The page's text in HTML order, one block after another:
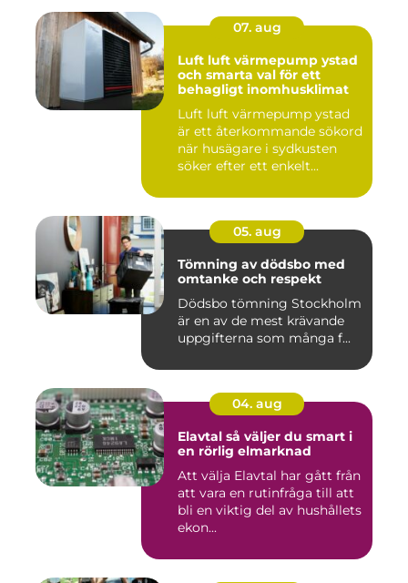
07. aug
Luft luft värmepump ystad
och smarta val för ett
behagligt inomhusklimat
Luft luft värmepump ystad
är ett återkommande sökord
när husägare i sydkusten
söker efter ett enkelt...
05. aug
Tömning av dödsbo med
omtanke och respekt
Dödsbo tömning Stockholm
är en av de mest krävande
uppgifterna som många f...
04. aug
Elavtal så väljer du smart i
en rörlig elmarknad
Att välja Elavtal har gått från
att vara en rutinfråga till att
bli en viktig del av hushållets
ekon...